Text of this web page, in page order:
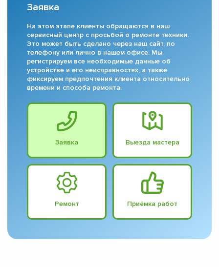
Заявка
На этом этапе клиенты обращаются в наш
сервисный центр с просьбой о ремонте техники.
Это может быть сделано через наш сайт, по
телефону или лично в нашем офисе. Мы
регистрируем все необходимые данные об
устройстве и его неисправностях, а также
фиксируем предпочтения клиента относительно
времени и способа ремонта.
Заявка Выезда мастера
Ремонт Приёмка работ